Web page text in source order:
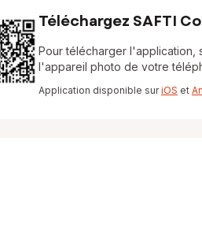
Téléchargez SAFTI
Pour télécharger l'application,
l'appareil photo de votre
Application disponible suriOS et